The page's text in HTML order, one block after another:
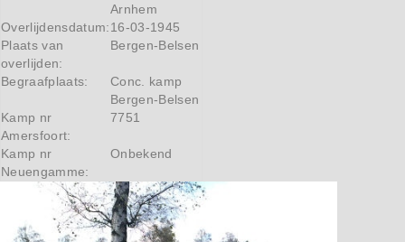
Arnhem
Overlijdensdatum:16-03-1945
Plaats van
overlijden:
Bergen-Belsen
Begraafplaats:
Conc. kamp
Bergen-Belsen
Kamp nr
Amersfoort:
7751
Kamp nr
Neuengamme:
Onbekend